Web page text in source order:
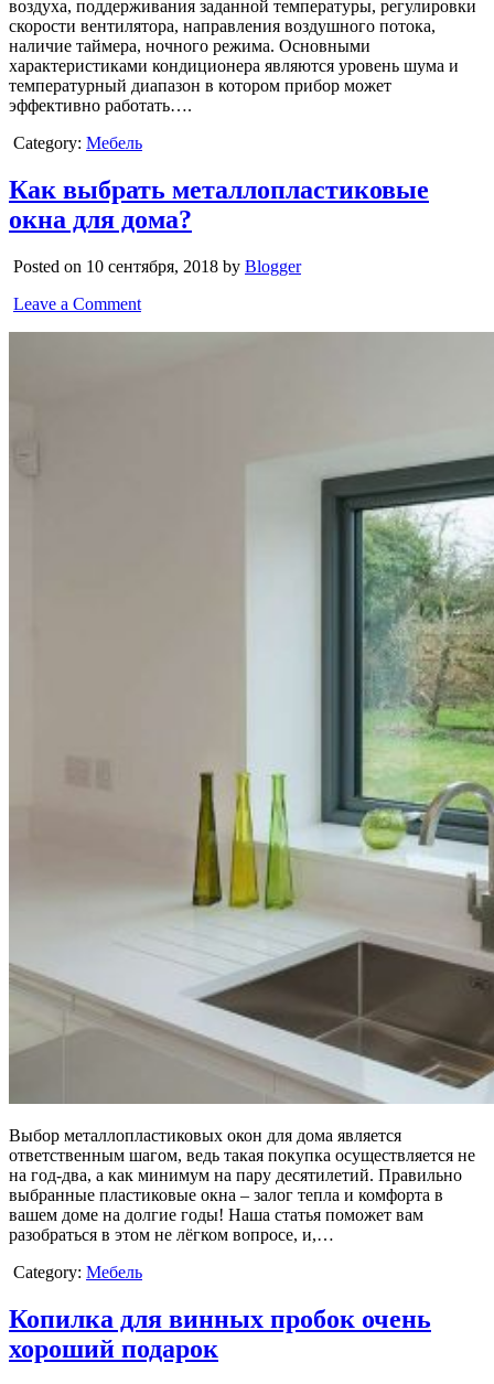
воздуха, поддерживания заданной температуры, регулировки
скорости вентилятора, направления воздушного потока,
наличие таймера, ночного режима. Основными
характеристиками кондиционера являются уровень шума и
температурный диапазон в котором прибор может
эффективно работать….
Category: Мебель
Как выбрать металлопластиковые
окна для дома?
Posted on 10 сентября, 2018 by Blogger
Leave a Comment
Выбор металлопластиковых окон для дома является
ответственным шагом, ведь такая покупка осуществляется не
на год-два, а как минимум на пару десятилетий. Правильно
выбранные пластиковые окна – залог тепла и комфорта в
вашем доме на долгие годы! Наша статья поможет вам
разобраться в этом не лёгком вопросе, и,…
Category: Мебель
Копилка для винных пробок очень
хороший подарок